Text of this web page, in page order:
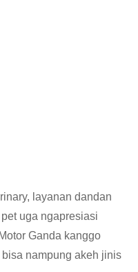
layanan dandan
uga ngapresiasi
Ganda kanggo
nampung akeh jinis